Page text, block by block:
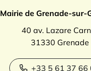
Mairie de Grenade-sur-
40 av. Lazare
31330 Grenade
+33 5 61 37 66